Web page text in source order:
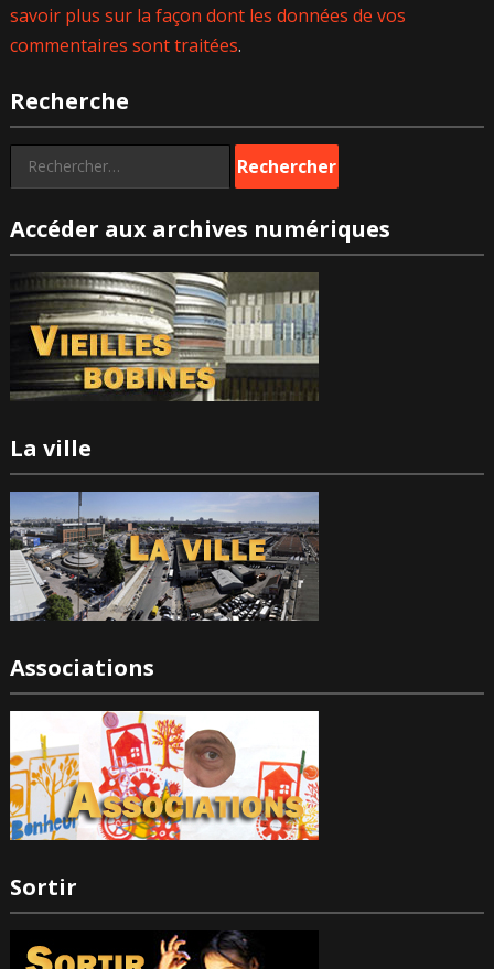
savoir plus sur la façon dont les données de vos
commentaires sont traitées.
Recherche
Rechercher :
Accéder aux archives numériques
La ville
Associations
Sortir